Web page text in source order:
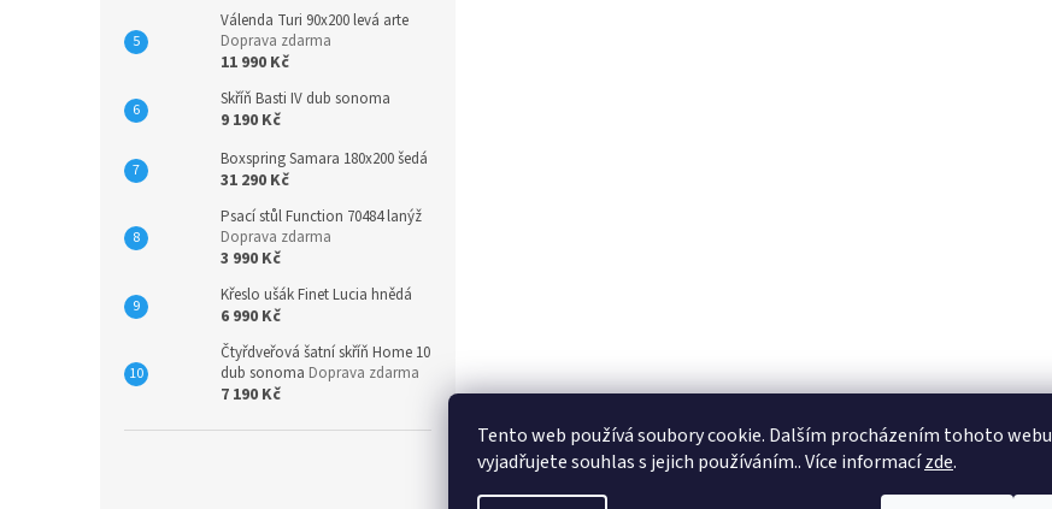
Tento web používá soubory cookie. Dalším procházením tohoto webu
vyjadřujete souhlas s jejich používáním.. Více informacízde.
Válenda Turi 90x200 levá arte
Doprava zdarma
11 990 Kč
Skříň Basti IV dub sonoma
9 190 Kč
Boxspring Samara 180x200 šedá
31 290 Kč
Psací stůl Function 70484 lanýž
Doprava zdarma
3 990 Kč
Křeslo ušák Finet Lucia hnědá
6 990 Kč
Čtyřdveřová šatní skříň Home 10
dub sonoma Doprava zdarma
7 190 Kč